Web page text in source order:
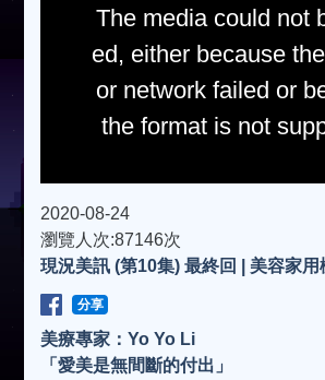
The media could not
ed, either because
or network failed or
the format is not
2020-08-24
瀏覽人次:87146次
現況美訊 (第10集) 最終回 | 美容家用
分享
美療專家：Yo Yo Li
「愛美是無間斷的付出」